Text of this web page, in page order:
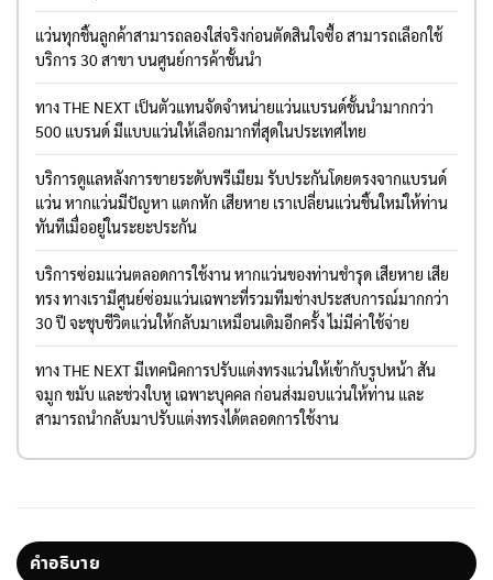
แว่นทุกชิ้นลูกค้าสามารถลองใส่จริงก่อนตัดสินใจซื้อ สามารถเลือกใช้
บริการ 30 สาขา บนศูนย์การค้าชั้นนำ
ทาง THE NEXT เป็นตัวแทนจัดจำหน่ายแว่นแบรนด์ชั้นนำมากกว่า
500 แบรนด์ มีแบบแว่นให้เลือกมากที่สุดในประเทศไทย
บริการดูแลหลังการขายระดับพรีเมียม รับประกันโดยตรงจากแบรนด์
แว่น หากแว่นมีปัญหา แตกหัก เสียหาย เราเปลี่ยนแว่นชิ้นใหม่ให้ท่าน
ทันทีเมื่ออยู่ในระยะประกัน
บริการซ่อมแว่นตลอดการใช้งาน หากแว่นของท่านชำรุด เสียหาย เสีย
ทรง ทางเรามีศูนย์ซ่อมแว่นเฉพาะที่รวมทีมช่างประสบการณ์มากกว่า
30 ปี จะชุบชีวิตแว่นให้กลับมาเหมือนเดิมอีกครั้ง ไม่มีค่าใช้จ่าย
ทาง THE NEXT มีเทคนิคการปรับแต่งทรงแว่นให้เข้ากับรูปหน้า สัน
จมูก ขมับ และช่วงใบหู เฉพาะบุคคล ก่อนส่งมอบแว่นให้ท่าน และ
สามารถนำกลับมาปรับแต่งทรงได้ตลอดการใช้งาน
คำอธิบาย